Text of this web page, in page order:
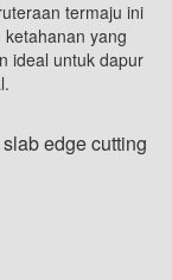
termaju ini
yang
ideal untuk dapur